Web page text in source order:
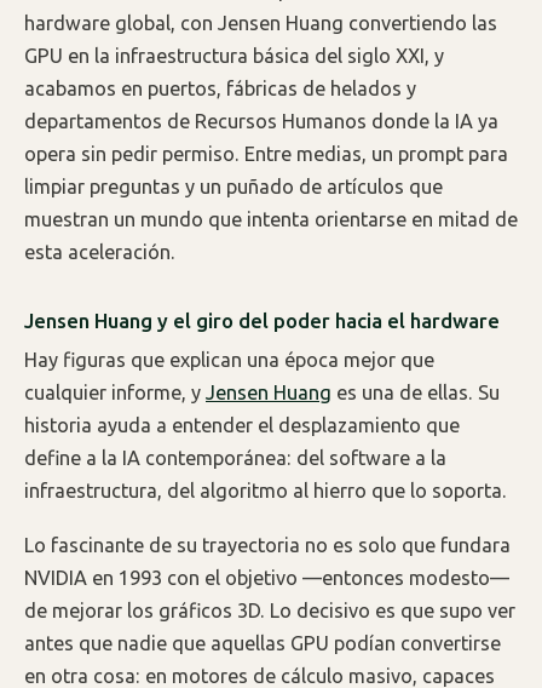
hardware global, con Jensen Huang convertiendo las
GPU en la infraestructura básica del siglo XXI, y
acabamos en puertos, fábricas de helados y
departamentos de Recursos Humanos donde la IA ya
opera sin pedir permiso. Entre medias, un prompt para
limpiar preguntas y un puñado de artículos que
muestran un mundo que intenta orientarse en mitad de
esta aceleración.
Jensen Huang y el giro del poder hacia el hardware
Hay figuras que explican una época mejor que
cualquier informe, y Jensen Huang es una de ellas. Su
historia ayuda a entender el desplazamiento que
define a la IA contemporánea: del software a la
infraestructura, del algoritmo al hierro que lo soporta.
Lo fascinante de su trayectoria no es solo que fundara
NVIDIA en 1993 con el objetivo —entonces modesto—
de mejorar los gráficos 3D. Lo decisivo es que supo ver
antes que nadie que aquellas GPU podían convertirse
en otra cosa: en motores de cálculo masivo, capaces